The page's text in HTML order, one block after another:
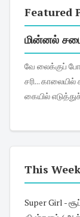
Featured
மின்னல்
வே லைக்குப் போகிறவர்களானாலும் சரி, இல்லத்தரசிகளானாலும்
சரி... காலையில் கண்
கையில்
This
Super Girl -